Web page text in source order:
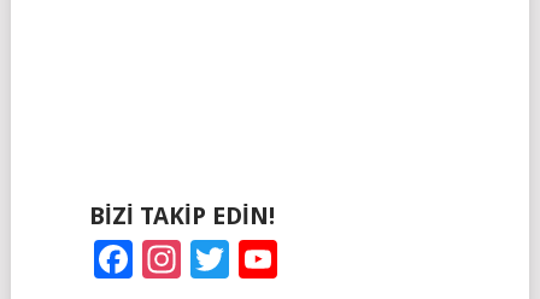
BIZI TAKIP EDIN!
Facebook
Instagram
Twitter